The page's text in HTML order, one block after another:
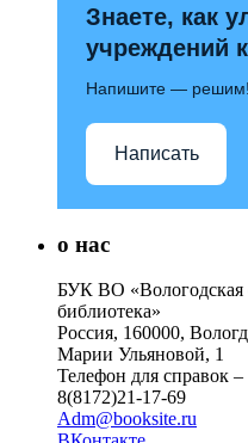
Знаете, как
учреждений
Напишите — решим!
Написать
о нас
БУК ВО «Вологодская
библиотека»
Россия, 160000,
Марии Ульяновой, 1
Телефон для справок –
8(8172)21-17-69
Adm@booksite.ru